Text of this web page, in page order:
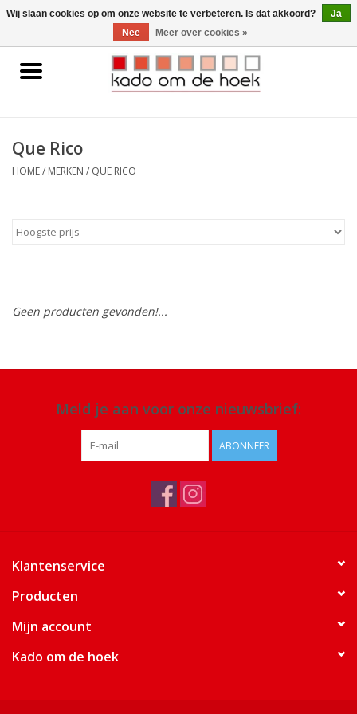
0 Artikelen - €0,00
Home
Gadgets
Que Rico
HOME/ MERKEN / QUE RICO
Geen producten gevonden!...
Meld je aan voor onze nieuwsbrief:
ABONNEER
Klantenservice
Producten
Mijn account
Kado om de hoek
Wij slaan cookies op om onze website te verbeteren. Is dat akkoord?
Ja
Nee
Meer over cookies »